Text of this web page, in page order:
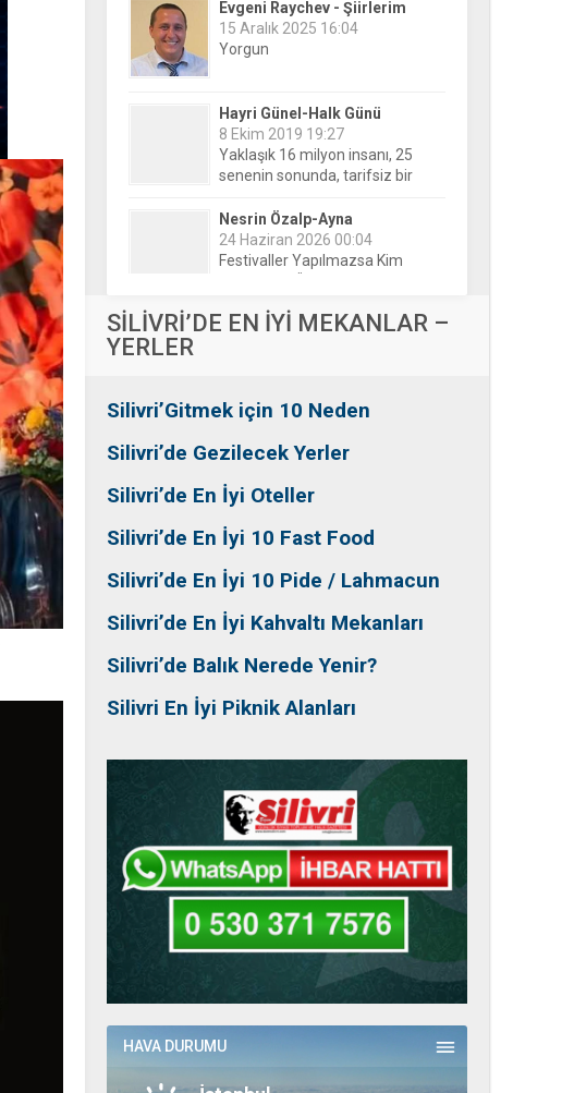
15 Aralık 2025 16:04
Yorgun
8 Ekim 2019 19:27
Yaklaşık 16 milyon insanı, 25
senenin sonunda, tarifsiz bir
belirsizliğin ortasına bıraktılar!
24 Haziran 2026 00:04
Festivaller Yapılmazsa Kim
Kaybeder? Üreticiden Esnafa,
Tansu Bayrakdar-Biz diyoruz
ki
Ersin Özalp-Gerçekler
Silivri’de Uluslararası Halk
Yapılıyor?
SİLİVRİ’DE EN İYİ MEKANLAR –
YERLER
Silivri’Gitmek için 10 Neden
Silivri’de Gezilecek Yerler
Silivri’de En İyi Oteller
Silivri’de En İyi 10 Fast Food
Silivri’de En İyi 10 Pide / Lahmacun
Silivri’de En İyi Kahvaltı Mekanları
Silivri’de Balık Nerede Yenir?
Silivri En İyi Piknik Alanları
HAVA DURUMU